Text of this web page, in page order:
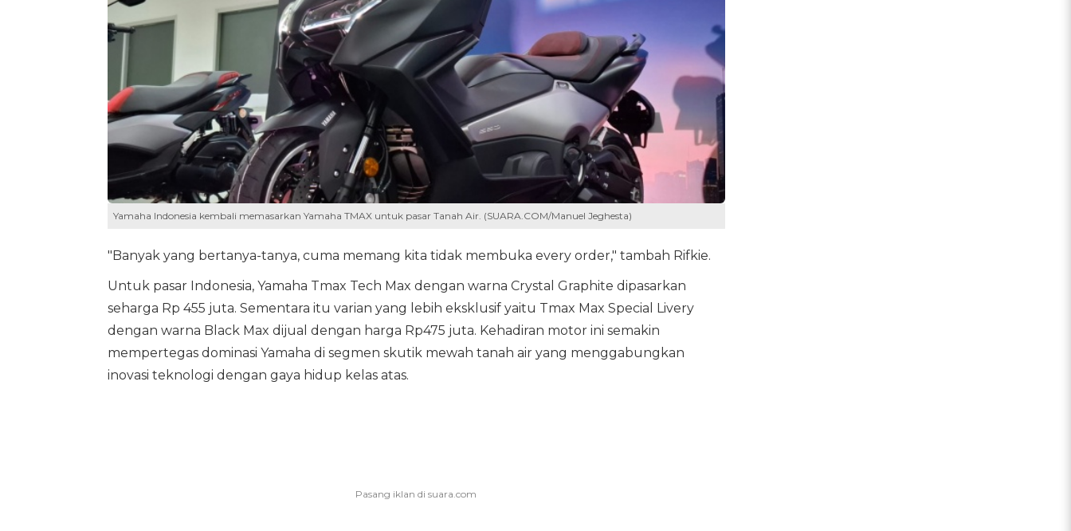
Yamaha Indonesia kembali memasarkan Yamaha TMAX untuk pasar Tanah Air. (SUARA.COM/Manuel Jeghesta)
"Banyak yang bertanya-tanya, cuma memang kita tidak membuka every order," tambah Rifkie.
Untuk pasar Indonesia, Yamaha Tmax Tech Max dengan warna Crystal Graphite dipasarkan
seharga Rp 455 juta. Sementara itu varian yang lebih eksklusif yaitu Tmax Max Special Livery
dengan warna Black Max dijual dengan harga Rp475 juta. Kehadiran motor ini semakin
mempertegas dominasi Yamaha di segmen skutik mewah tanah air yang menggabungkan
inovasi teknologi dengan gaya hidup kelas atas.